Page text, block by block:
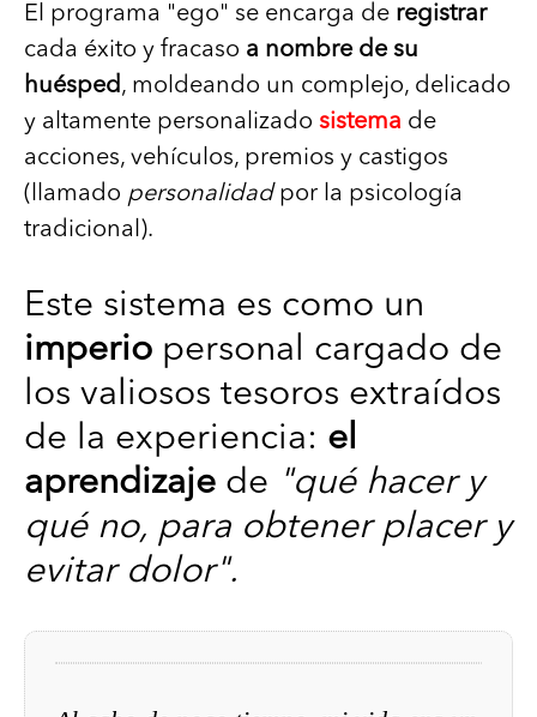
El programa "ego" se encarga de registrar
cada éxito y fracaso a nombre de su
huésped , moldeando un complejo, delicado
y altamente personalizado sistema de
acciones, vehículos, premios y castigos
(llamado personalidadpor la psicología
tradicional).
Este sistema es como un
imperio personal cargado de
los valiosos tesoros extraídos
de la experiencia: el
aprendizaje de "qué hacer y
qué no, para obtener placer y
evitar dolor".